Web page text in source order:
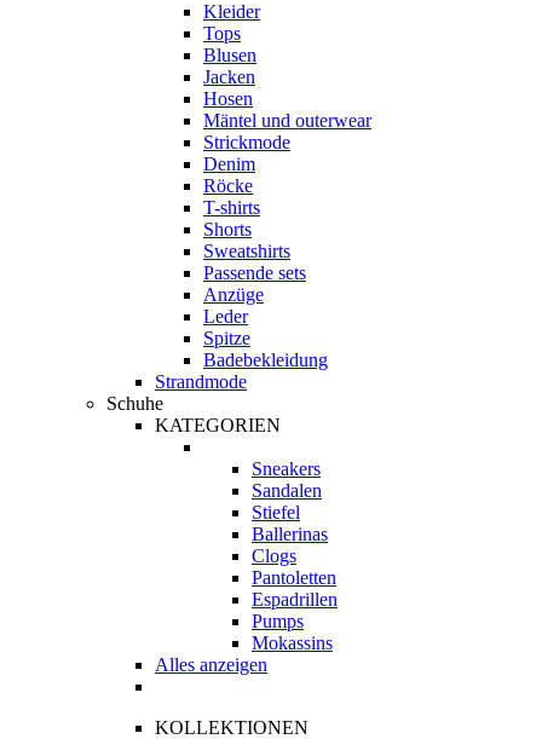
Kleider
Tops
Blusen
Jacken
Hosen
Mäntel und outerwear
Strickmode
Denim
Röcke
T-shirts
Shorts
Sweatshirts
Passende sets
Anzüge
Leder
Spitze
Badebekleidung
Strandmode
Schuhe
KATEGORIEN
Sneakers
Sandalen
Stiefel
Ballerinas
Clogs
Pantoletten
Espadrillen
Pumps
Mokassins
Alles anzeigen
KOLLEKTIONEN